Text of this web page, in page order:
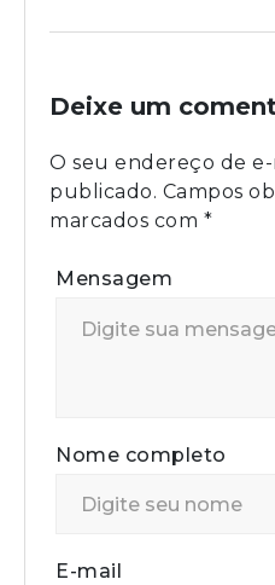
Deixe um
O seu endereço de e-
publicado. Campos
marcados com *
Mensagem
Nome completo
E-mail